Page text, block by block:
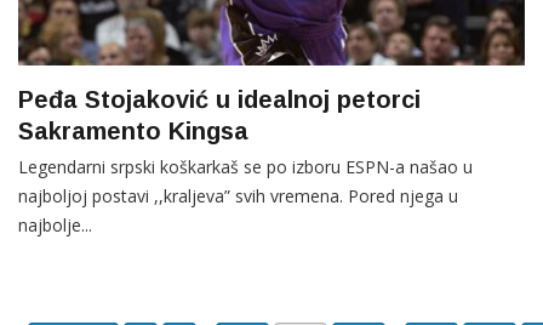
Peđa Stojaković u idealnoj petorci
Sakramento Kingsa
Legendarni srpski koškarkaš se po izboru ESPN-a našao u
najboljoj postavi ,,kraljeva” svih vremena. Pored njega u
najbolje...